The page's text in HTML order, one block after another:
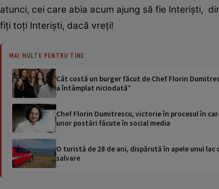
atunci, cei care abia acum ajung să fie Interiști,
fiți toți Interiști, dacă vreți!
MAI MULTE PENTRU TINE
Cât costă un burger făcut de Chef Florin
a întâmplat niciodată”
Chef Florin Dumitrescu, victorie în procesul în
unor postări făcute în social media
O turistă de 28 de ani, dispărută în apele unui
salvare